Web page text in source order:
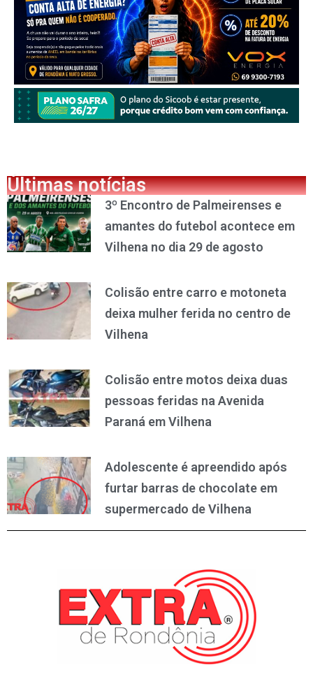
Últimas notícias
3º Encontro de Palmeirenses e
amantes do futebol acontece em
Vilhena no dia 29 de agosto
Colisão entre carro e motoneta
deixa mulher ferida no centro de
Vilhena
Colisão entre motos deixa duas
pessoas feridas na Avenida
Paraná em Vilhena
Adolescente é apreendido após
furtar barras de chocolate em
supermercado de Vilhena